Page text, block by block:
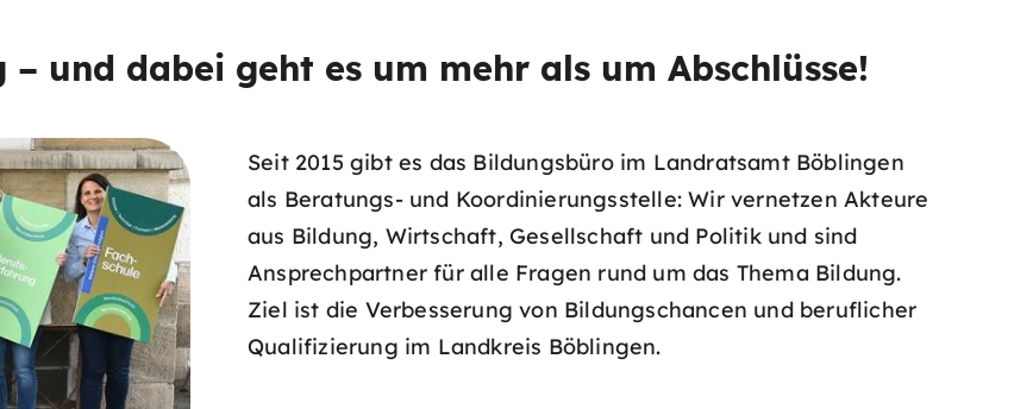
und dabei geht es um mehr als um Abschlüsse!
Seit 2015 gibt es das Bildungsbüro im Landratsamt Böblingen
als Beratungs- und Koordinierungsstelle: Wir vernetzen Akteure
aus Bildung, Wirtschaft, Gesellschaft und Politik und sind
Ansprechpartner für alle Fragen rund um das Thema Bildung.
Ziel ist die Verbesserung von Bildungschancen und beruflicher
Qualifizierung im Landkreis Böblingen.